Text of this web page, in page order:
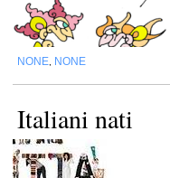
NONE NONE
Italiani nati